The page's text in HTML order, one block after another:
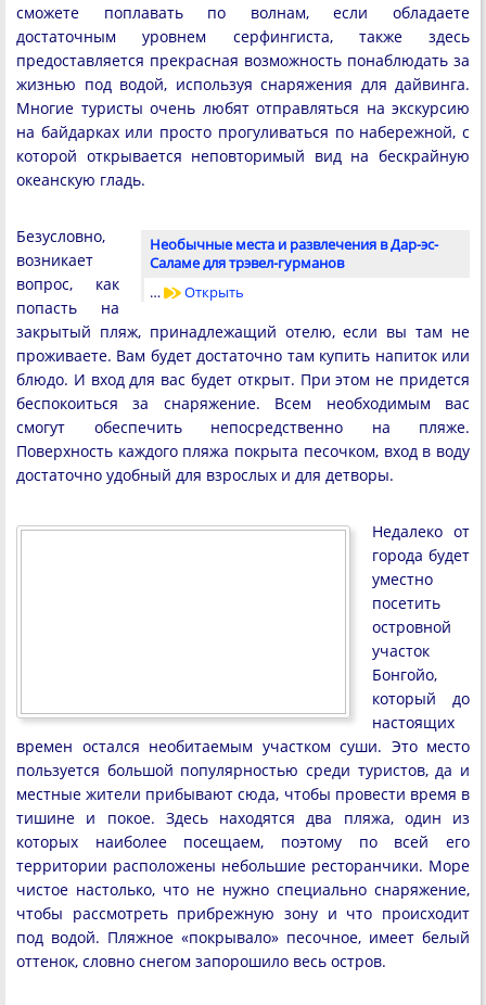
сможете поплавать по волнам, если обладаете
достаточным уровнем серфингиста, также здесь
предоставляется прекрасная возможность понаблюдать за
жизнью под водой, используя снаряжения для дайвинга.
Многие туристы очень любят отправляться на экскурсию
на байдарках или просто прогуливаться по набережной, с
которой открывается неповторимый вид на бескрайную
океанскую гладь.
Необычные места и развлечения в Дар-эс-
Саламе для трэвел-гурманов
…
Открыть
Безусловно,
возникает
вопрос, как
попасть на
закрытый пляж, принадлежащий отелю, если вы там не
проживаете. Вам будет достаточно там купить напиток или
блюдо. И вход для вас будет открыт. При этом не придется
беспокоиться за снаряжение. Всем необходимым вас
смогут обеспечить непосредственно на пляже.
Поверхность каждого пляжа покрыта песочком, вход в воду
достаточно удобный для взрослых и для детворы.
Недалеко от
города будет
уместно
посетить
островной
участок
Бонгойо,
который до
настоящих
времен остался необитаемым участком суши. Это место
пользуется большой популярностью среди туристов, да и
местные жители прибывают сюда, чтобы провести время в
тишине и покое. Здесь находятся два пляжа, один из
которых наиболее посещаем, поэтому по всей его
территории расположены небольшие ресторанчики. Море
чистое настолько, что не нужно специально снаряжение,
чтобы рассмотреть прибрежную зону и что происходит
под водой. Пляжное «покрывало» песочное, имеет белый
оттенок, словно снегом запорошило весь остров.